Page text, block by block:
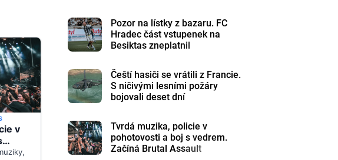
Pozor na lístky z bazaru. FC
Hradec část vstupenek na
Besiktas zneplatnil
Čeští hasiči se vrátili z Francie.
S ničivými lesními požáry
bojovali deset dní
Tvrdá muzika, policie v
pohotovosti a boj s vedrem.
Začíná Brutal Assault